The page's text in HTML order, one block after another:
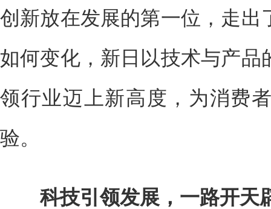
创新放在发展的第一位，走出
如何变化，新日以技术与产
领行业迈上新高度，为消费
验。
科技引领发展，一路开天